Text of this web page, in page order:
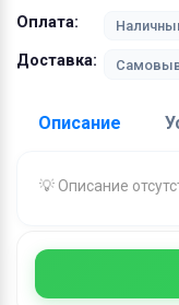
Оплата:
Доставка:
Описание
💡 Описание
Доставка: